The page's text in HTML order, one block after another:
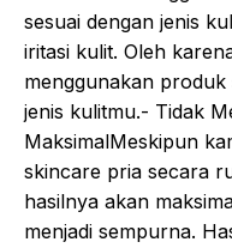
sesuai dengan jenis
iritasi kulit. Oleh
menggunakan
jenis kulitmu.- Tidak
MaksimalMeskipun
skincare pria secara
hasilnya akan
menjadi sempurna.